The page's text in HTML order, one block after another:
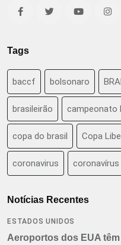
Tags
baccf bolsonaro
brasileirão campeonato
copa do brasil Copa
coronavirus coronavírus
Notícias Recentes
ESTADOS UNIDOS
Aeroportos dos EUA